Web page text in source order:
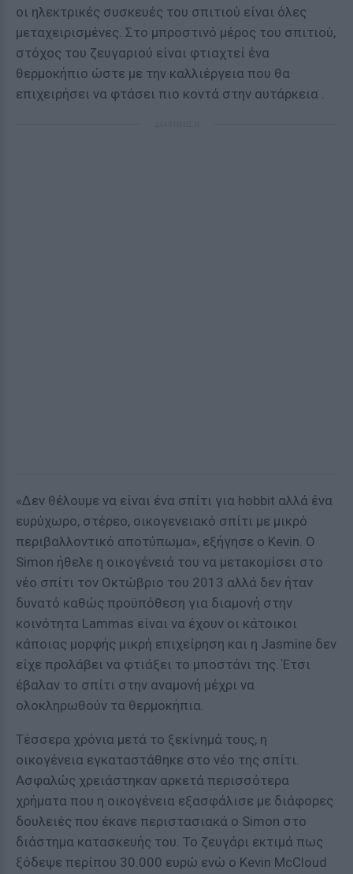
οι ηλεκτρικές συσκευές του σπιτιού είναι όλες
μεταχειρισμένες. Στο μπροστινό μέρος του σπιτιού,
στόχος του ζευγαριού είναι φτιαχτεί ένα
θερμοκήπιο ώστε με την καλλιέργεια που θα
επιχειρήσει να φτάσει πιο κοντά στην αυτάρκεια .
«Δεν θέλουμε να είναι ένα σπίτι για hobbit αλλά ένα
ευρύχωρο, στέρεο, οικογενειακό σπίτι με μικρό
περιβαλλοντικό αποτύπωμα», εξήγησε ο Kevin. Ο
Simon ήθελε η οικογένειά του να μετακομίσει στο
νέο σπίτι τον Οκτώβριο του 2013 αλλά δεν ήταν
δυνατό καθώς προϋπόθεση για διαμονή στην
κοινότητα Lammas είναι να έχουν οι κάτοικοι
κάποιας μορφής μικρή επιχείρηση και η Jasmine δεν
είχε προλάβει να φτιάξει το μποστάνι της. Έτσι
έβαλαν το σπίτι στην αναμονή μέχρι να
ολοκληρωθούν τα θερμοκήπια.
Τέσσερα χρόνια μετά το ξεκίνημά τους, η
οικογένεια εγκαταστάθηκε στο νέο της σπίτι.
Ασφαλώς χρειάστηκαν αρκετά περισσότερα
χρήματα που η οικογένεια εξασφάλισε με διάφορες
δουλειές που έκανε περιστασιακά ο Simon στο
διάστημα κατασκευής του. Το ζευγάρι εκτιμά πως
ξόδεψε περίπου 30.000 ευρώ ενώ ο Kevin McCloud